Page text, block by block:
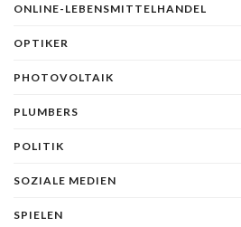
ONLINE-LEBENSMITTELHANDEL
OPTIKER
PHOTOVOLTAIK
PLUMBERS
POLITIK
SOZIALE MEDIEN
SPIELEN